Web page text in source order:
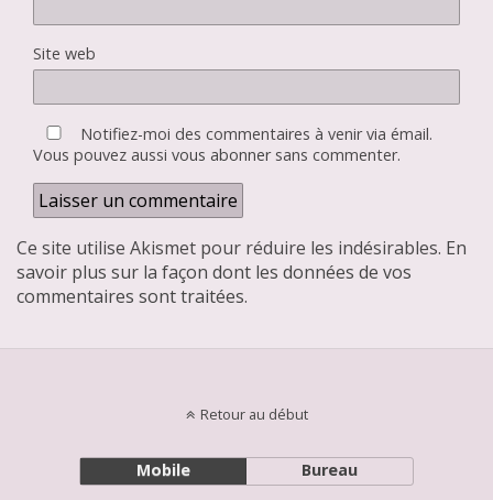
Site web
Notifiez-moi des commentaires à venir via émail.
Vous pouvez aussi vous abonnersans commenter.
Ce site utilise Akismet pour réduire les indésirables. En
savoir plus sur la façon dont les données de vos
commentaires sont traitées.
Retour au début
Mobile Bureau